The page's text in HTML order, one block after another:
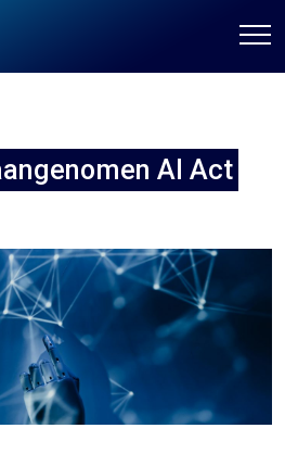
AI Act